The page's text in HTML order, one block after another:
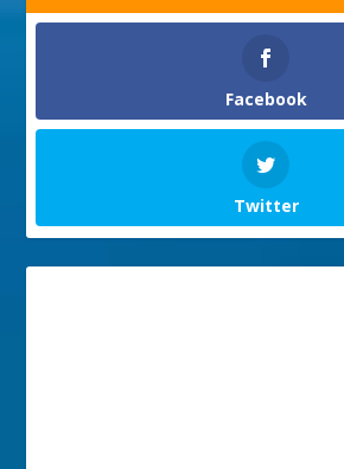
Facebook
Twitter